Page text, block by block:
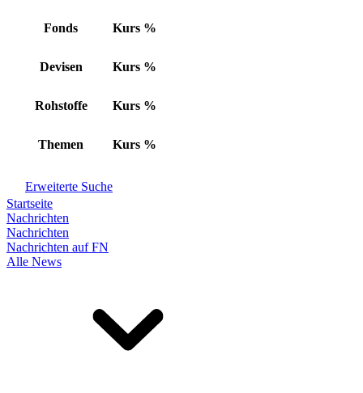
Fonds Kurs %
Devisen Kurs %
Rohstoffe Kurs %
Themen Kurs %
Erweiterte Suche
Startseite
Nachrichten
Nachrichten
Nachrichten auf FN
Alle News